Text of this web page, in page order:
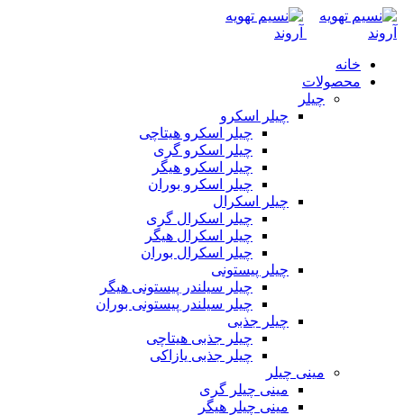
خانه
محصولات
چیلر
چیلر اسکرو
چیلر اسکرو هیتاچی
چیلر اسکرو گری
چیلر اسکرو هیگر
چیلر اسکرو بوران
چیلر اسکرال
چیلر اسکرال گری
چیلر اسکرال هیگر
چیلر اسکرال بوران
چیلر پیستونی
چیلر سیلندر پیستونی هیگر
چیلر سیلندر پیستونی بوران
چیلر جذبی
چیلر جذبی هیتاچی
چیلر جذبی یازاکی
مینی چیلر
مینی چیلر گری
مینی چیلر هیگر